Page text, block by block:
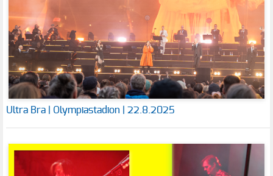
Ultra Bra | Olympiastadion | 22.8.2025